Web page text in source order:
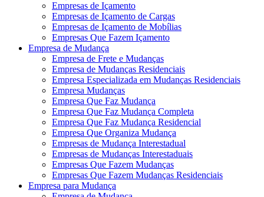
Empresas de Içamento
Empresas de Içamento de Cargas
Empresas de Içamento de Mobílias
Empresas Que Fazem Içamento
Empresa de Mudança
Empresa de Frete e Mudanças
Empresa de Mudanças Residenciais
Empresa Especializada em Mudanças Residenciais
Empresa Mudanças
Empresa Que Faz Mudança
Empresa Que Faz Mudança Completa
Empresa Que Faz Mudança Residencial
Empresa Que Organiza Mudança
Empresas de Mudança Interestadual
Empresas de Mudanças Interestaduais
Empresas Que Fazem Mudanças
Empresas Que Fazem Mudanças Residenciais
Empresa para Mudança